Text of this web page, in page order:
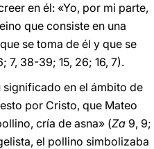
en él: «Yo, por mi parte,
que consiste en una
se toma de él y que se
7, 38-39; 15, 26; 16, 7).
significado en el ámbito de
por Cristo, que Mateo
cría de asna» (Za 9, 9;
el pollino simbolizaba